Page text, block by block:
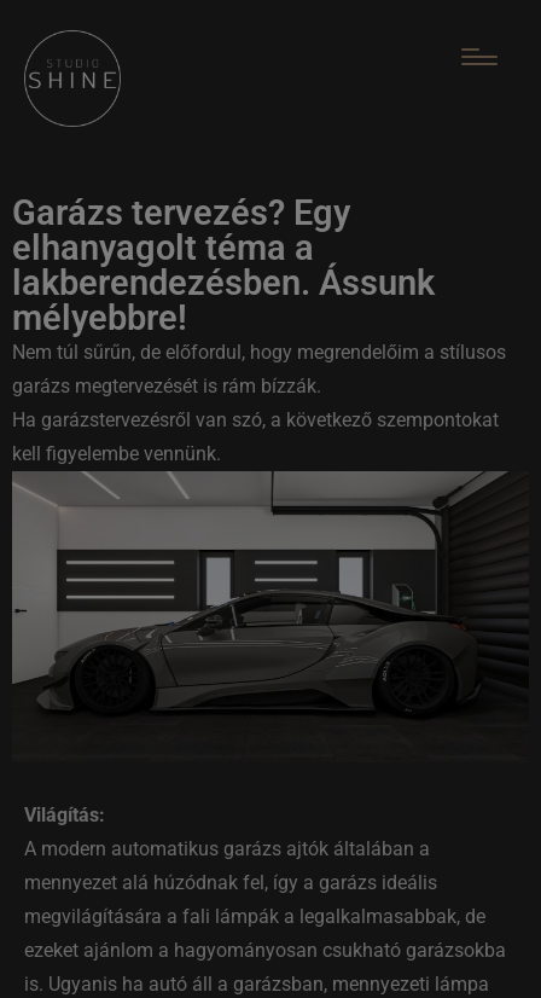
Garázs tervezés? Egy
elhanyagolt téma a
lakberendezésben. Ássunk
mélyebbre!
Nem túl sűrűn, de előfordul, hogy megrendelőim a stílusos
garázs megtervezését is rám bízzák.
Ha garázstervezésről van szó, a következő szempontokat
kell figyelembe vennünk.
Világítás:
A modern automatikus garázs ajtók általában a
mennyezet alá húzódnak fel, így a garázs ideális
megvilágítására a fali lámpák a legalkalmasabbak, de
ezeket ajánlom a hagyományosan csukható garázsokba
is. Ugyanis ha autó áll a garázsban, mennyezeti lámpa